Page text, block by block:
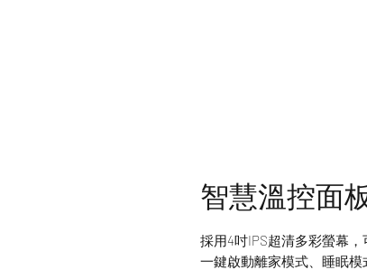
智慧溫控面
採用4吋IPS超清多彩螢幕
一鍵啟動離家模式、睡眠